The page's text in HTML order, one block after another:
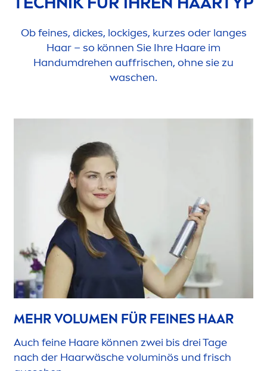
Ob feines, dickes, lockiges, kurzes oder langes
Haar – so können Sie Ihre Haare im
Handumdrehen auffrischen, ohne sie zu
waschen.
MEHR VOLUMEN FÜR FEINES HAAR
Auch feine Haare können zwei bis drei Tage
nach der Haarwäsche voluminös und frisch